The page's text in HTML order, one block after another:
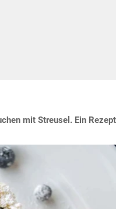
mit Streusel. Ein